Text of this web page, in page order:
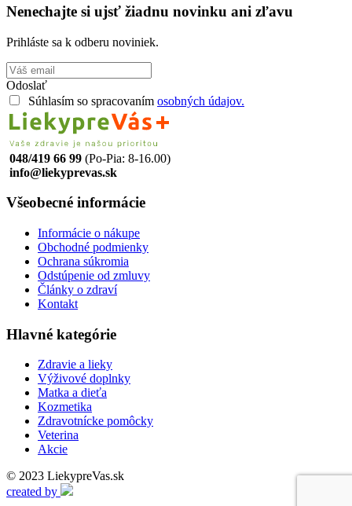
Nenechajte si ujsť žiadnu novinku ani zľavu
Prihláste sa k odberu noviniek.
Odoslať
Súhlasím so spracovaním osobných údajov.
048/419 66 99 (Po-Pia: 8-16.00)
info@liekyprevas.sk
Všeobecné informácie
Informácie o nákupe
Obchodné podmienky
Ochrana súkromia
Odstúpenie od zmluvy
Články o zdraví
Kontakt
Hlavné kategórie
Zdravie a lieky
Výživové doplnky
Matka a dieťa
Kozmetika
Zdravotnícke pomôcky
Veterina
Akcie
© 2023 LiekypreVas.sk
created by